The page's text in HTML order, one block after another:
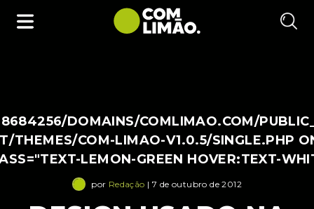
DOMAINS/COMLIMAO.COM/
THEMES/COM-LIMAO-V1.0.5/SINGLE.PHP
LEMON-GREEN HOVER:TEXT-
por Redação | 7 de outubro de 2012